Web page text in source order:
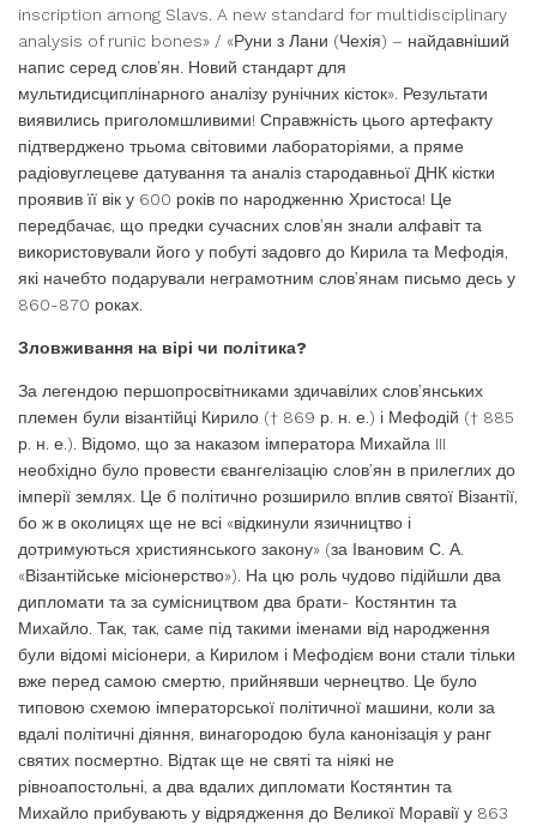
inscription among Slavs. A new standard for multidisciplinary
analysis of runic bones» / «Руни з Лани (Чехія) – найдавніший
напис серед слов’ян. Новий стандарт для
мультидисциплінарного аналізу рунічних кісток». Результати
виявились приголомшливими! Справжність цього артефакту
підтверджено трьома світовими лабораторіями, а пряме
радіовуглецеве датування та аналіз стародавньої ДНК кістки
проявив її вік у 600 років по народженню Христоса! Це
передбачає, що предки сучасних слов’ян знали алфавіт та
використовували його у побуті задовго до Кирила та Мефодія,
які начебто подарували неграмотним слов’янам письмо десь у
860-870 роках.
Зловживання на вірі чи політика?
За легендою першопросвітниками здичавілих слов’янських
племен були візантійці Кирило († 869 р. н. е.) і Мефодій († 885
р. н. е.). Відомо, що за наказом імператора Михайла III
необхідно було провести євангелізацію слов’ян в прилеглих до
імперії землях. Це б політично розширило вплив святої Візантії,
бо ж в околицях ще не всі «відкинули язичництво і
дотримуються християнського закону» (за Івановим С. А.
«Візантійське місіонерство»). На цю роль чудово підійшли два
дипломати та за сумісництвом два брати- Костянтин та
Михайло. Так, так, саме під такими іменами від народження
були відомі місіонери, а Кирилом і Мефодієм вони стали тільки
вже перед самою смертю, прийнявши чернецтво. Це було
типовою схемою імператорської політичної машини, коли за
вдалі політичні діяння, винагородою була канонізація у ранг
святих посмертно. Відтак ще не святі та ніякі не
рівноапостольні, а два вдалих дипломати Костянтин та
Михайло прибувають у відрядження до Великої Моравії у 863